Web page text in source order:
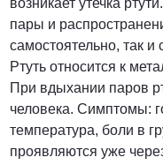
возникает утечка
пары и
самостоятельно, так
Ртуть относится к
При вдыхании паров
человека. Симптомы:
температура, боли в
проявляются уже